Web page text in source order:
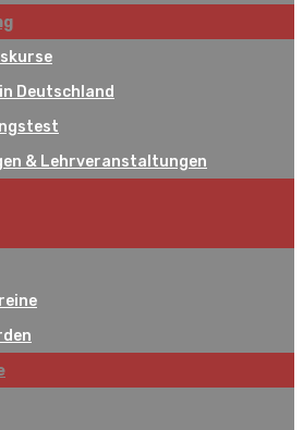
Deutschland
& Lehrveranstaltungen